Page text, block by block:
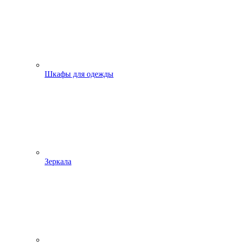
Шкафы для одежды
Зеркала